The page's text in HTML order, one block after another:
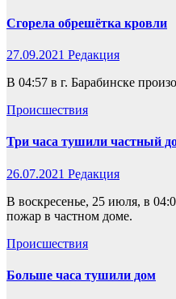
Сгорела обрешётка кровли
27.09.2021 Редакция
В 04:57 в г. Барабинске
Происшествия
Три часа тушили частный
26.07.2021 Редакция
В воскресенье, 25 июля, в
пожар в частном доме.
Происшествия
Больше часа тушили дом